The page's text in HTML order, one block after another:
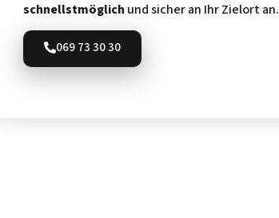
schnellstmöglich und sicher an Ihr Zielort an.
069 73 30 30